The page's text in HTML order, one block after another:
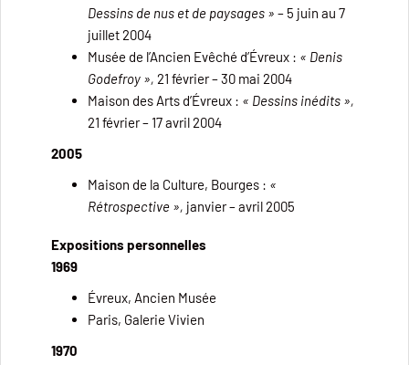
Dessins de nus et de paysages » – 5 juin au 7
juillet 2004
Musée de l’Ancien Evêché d’Évreux : « Denis
Godefroy », 21 février – 30 mai 2004
Maison des Arts d’Évreux : « Dessins inédits »,
21 février – 17 avril 2004
2005
Maison de la Culture, Bourges : «
Rétrospective », janvier – avril 2005
Expositions personnelles
1969
Évreux, Ancien Musée
Paris, Galerie Vivien
1970